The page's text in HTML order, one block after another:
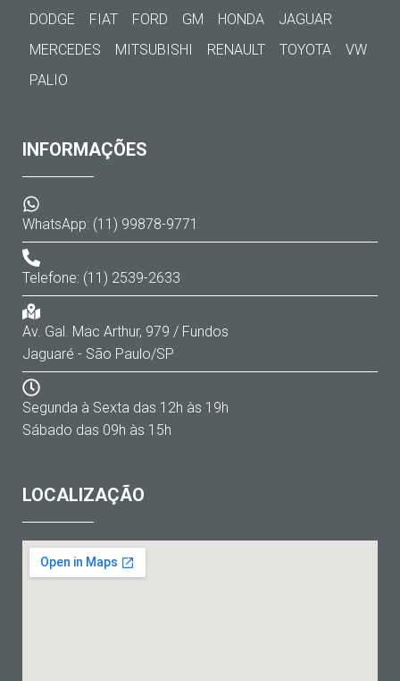
DODGE
FIAT FORD GM HONDA
JAGUAR
MERCEDES
MITSUBISHI RENAULT TOYOTA
VW
PALIO
INFORMAÇÕES
WhatsApp: (11) 99878-9771
Telefone: (11) 2539-2633
Av. Gal. Mac Arthur, 979 / Fundos
Jaguaré - São Paulo/SP
Segunda à Sexta das 12h às 19h
Sábado das 09h às 15h
LOCALIZAÇÃO